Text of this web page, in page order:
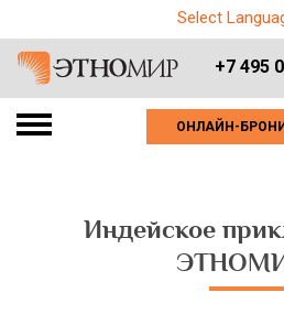
Select
+7 495
ОНЛАЙН-
Индейское